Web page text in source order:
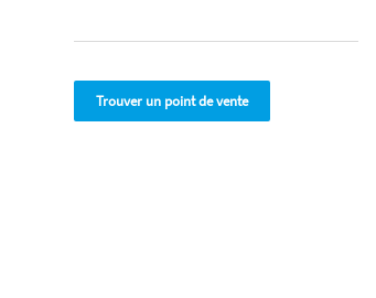
Trouver un point de vente